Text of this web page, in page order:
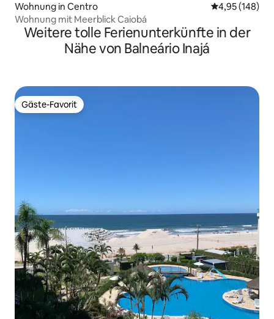
Wohnung in Centro
4,95 (148)
Wohnung mit Meerblick Caiobá
Weitere tolle Ferienunterkünfte in der
Nähe von Balneário Inajá
Gäste-Favorit
Gäste-Favorit